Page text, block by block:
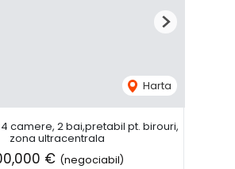
Harta
Next
camere, 2 bai,pretabil pt. birouri,
zona ultracentrala
€ (negociabil)